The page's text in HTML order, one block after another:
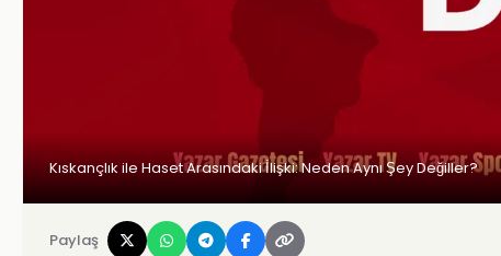
Kıskançlık ile Haset Arasındaki İlişki: Neden Aynı Şey Değiller?
Paylaş